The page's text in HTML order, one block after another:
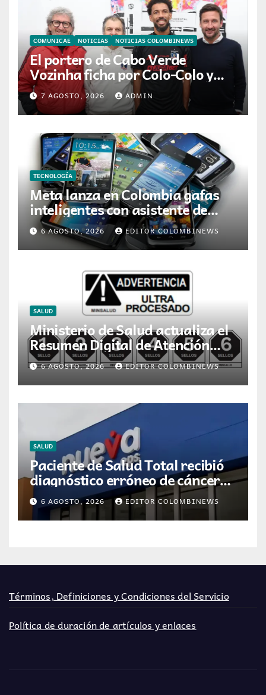
COMUNICAE NOTICIAS NOTICIAS COLOMBINEWS
El portero de Cabo Verde
Vozinha ficha por Colo-Colo y
JETOUR respalda su nueva
etapa
7 AGOSTO, 2026 ADMIN
TECNOLOGÍA
Meta lanza en Colombia gafas
inteligentes con asistente de
inteligencia artificial
6 AGOSTO, 2026 EDITOR COLOMBINEWS
SALUD
Ministerio de Salud actualiza el
Resumen Digital de Atención
para la dispensación de
medicamentos en Colombia
6 AGOSTO, 2026 EDITOR COLOMBINEWS
SALUD
Paciente de Salud Total recibió
diagnóstico erróneo de cáncer
por resultados de otra persona
6 AGOSTO, 2026 EDITOR COLOMBINEWS
Términos, Definiciones y Condiciones del Servicio
Política de duración de artículos y enlaces